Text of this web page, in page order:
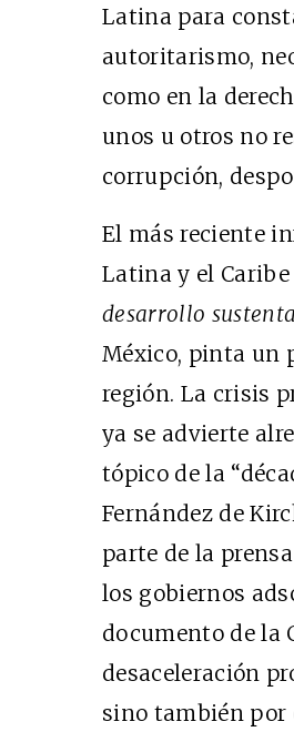
Latina para
autoritarismo,
como en la
unos u otros no
corrupción,
El más reciente
Latina y el Caribe
desarrollo
México, pinta un
región. La crisis
ya se advierte
tópico de la
Fernández de
parte de la
los gobiernos
documento de la
desaceleración
sino también por